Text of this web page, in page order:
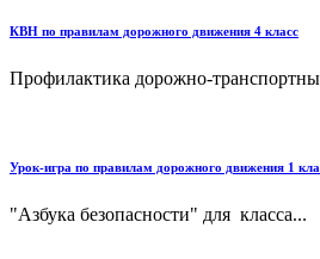
КВН по правилам дорожного движения 4 класс
Профилактика дорожно-
Урок-игра по правилам дорожного движения 1
"Азбука безопасности" для класса...